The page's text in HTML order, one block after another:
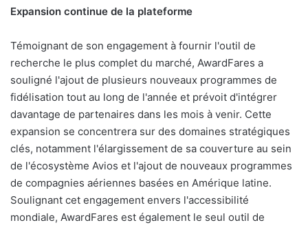
Expansion continue de la plateforme
Témoignant de son engagement à fournir l'outil de
recherche le plus complet du marché, AwardFares a
souligné l'ajout de plusieurs nouveaux programmes de
fidélisation tout au long de l'année et prévoit d'intégrer
davantage de partenaires dans les mois à venir. Cette
expansion se concentrera sur des domaines stratégiques
clés, notamment l'élargissement de sa couverture au sein
de l'écosystème Avios et l'ajout de nouveaux programmes
de compagnies aériennes basées en Amérique latine.
Soulignant cet engagement envers l'accessibilité
mondiale, AwardFares est également le seul outil de